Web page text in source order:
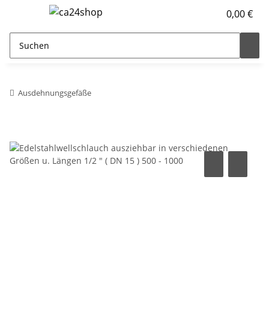
0,00 €
Ausdehnungsgefäße